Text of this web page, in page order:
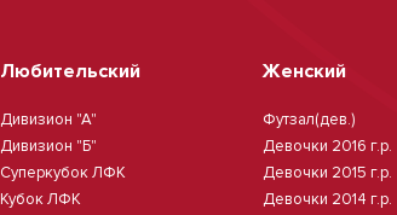
Любительский
Дивизион "А"
Дивизион "Б"
Суперкубок ЛФК
Кубок ЛФК
Женский
Футзал(дев.)
Девочки 2016 г.р.
Девочки 2015 г.р.
Девочки 2014 г.р.